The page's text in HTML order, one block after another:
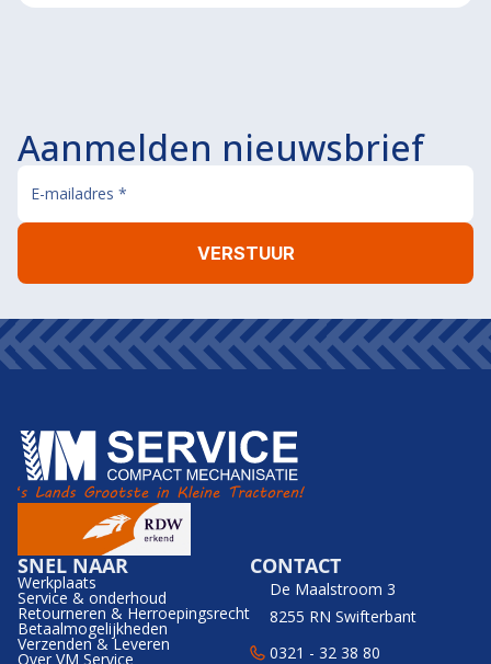
Aanmelden nieuwsbrief
SNEL NAAR
Werkplaats
Service & onderhoud
Retourneren & Herroepingsrecht
Betaalmogelijkheden
Verzenden & Leveren
Over VM Service
CONTACT
De Maalstroom 3
8255 RN Swifterbant
0321 - 32 38 80